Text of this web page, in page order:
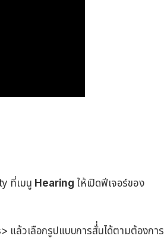
ที่เมนู Hearing ให้เปิดฟีเจอร์ของ
ล้วเลือกรูปแบบการสั่่นได้ตามต้องการ